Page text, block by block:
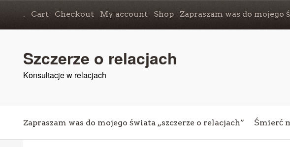
. Cart Checkout My account Shop Zapraszam was do mojego
Szczerze o relacjach
Konsultacje w relacjach
Zapraszam was do mojego świata „szczerze o relacjach” Śmierć